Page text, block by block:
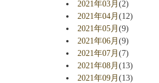
2021年03月(2)
2021年04月(12)
2021年05月(9)
2021年06月(9)
2021年07月(7)
2021年08月(13)
2021年09月(13)